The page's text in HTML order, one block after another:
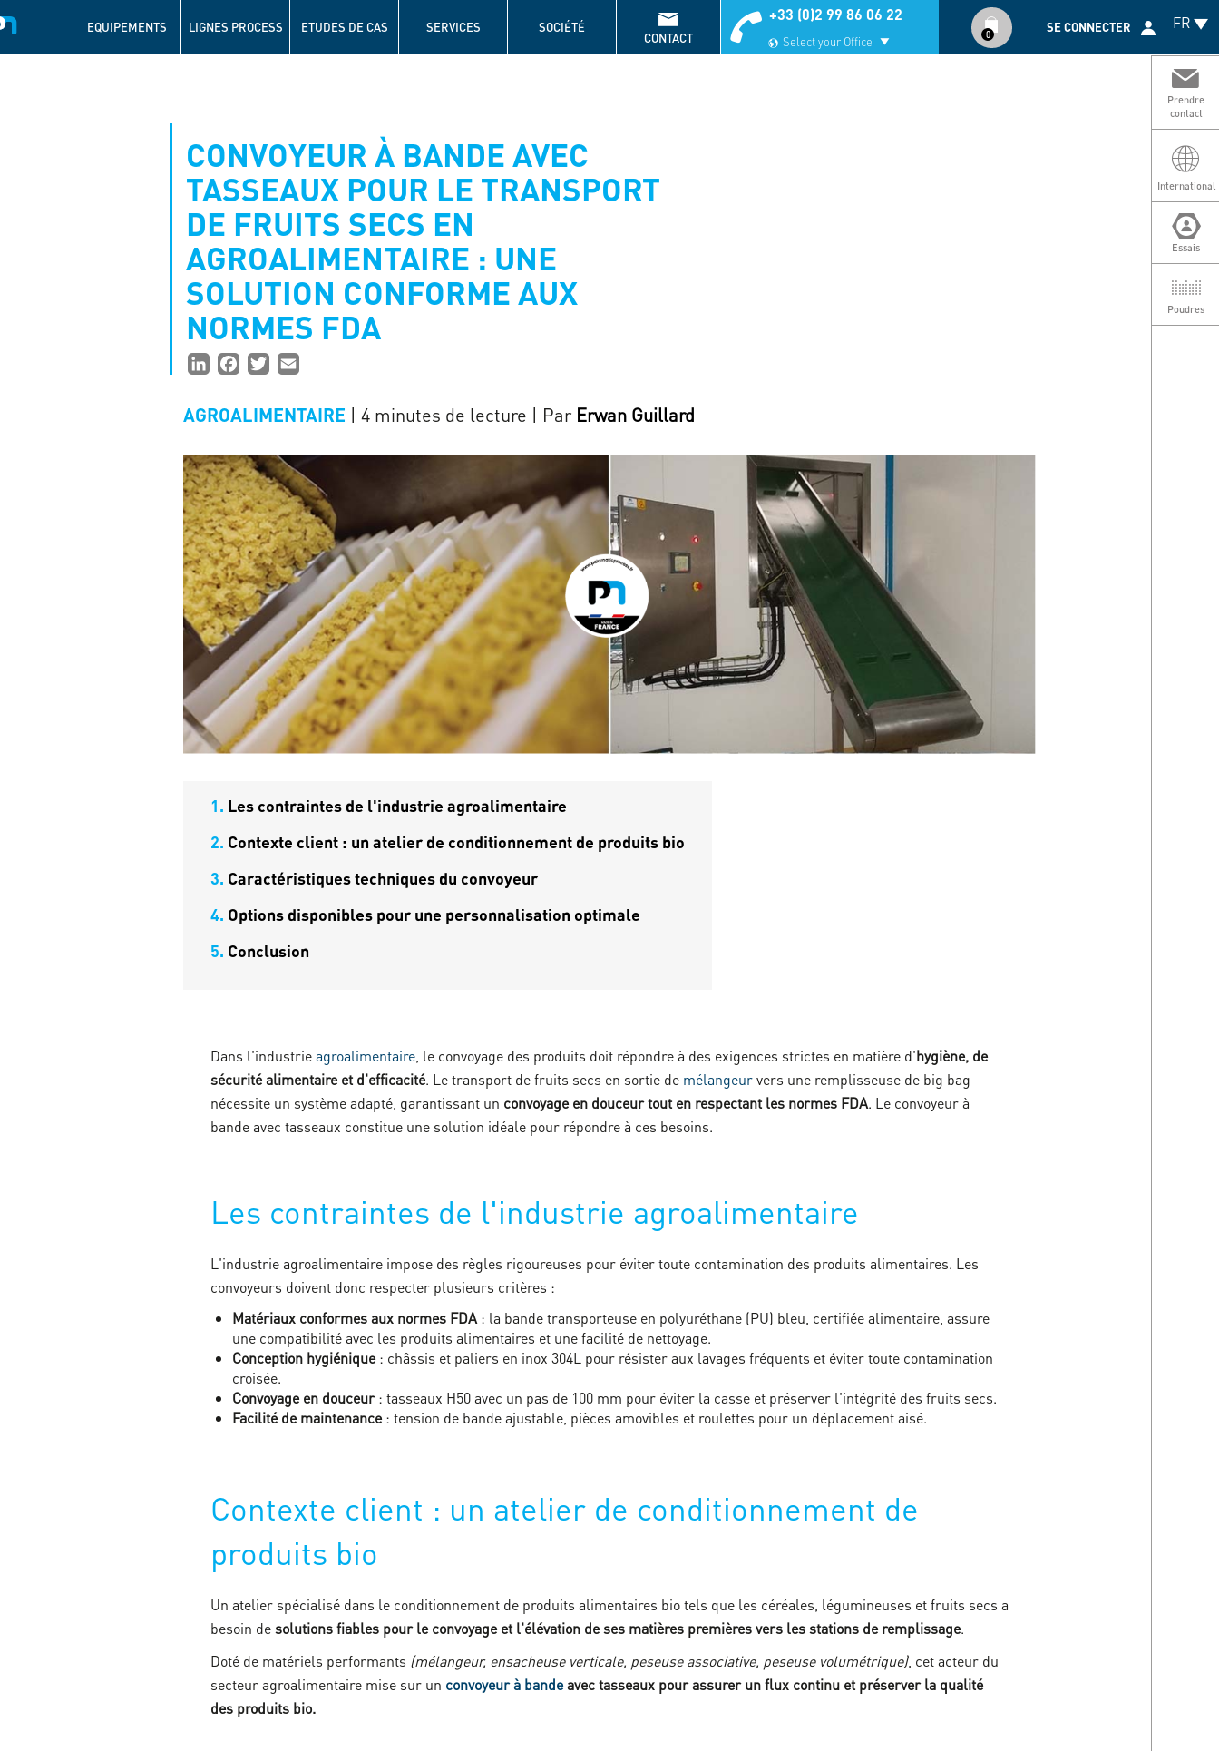
FR
principale
EQUIPEMENTS LIGNES PROCESS ETUDES DE CAS SERVICES SOCIÉTÉ
CONTACT
+33 (0)2 99 86 06 22
Select your Office 0
utilisateur
SE CONNECTER
Prendre
contact
International
Essais
Poudres
CONVOYEUR À BANDE AVEC
TASSEAUX POUR LE TRANSPORT
DE FRUITS SECS EN
AGROALIMENTAIRE : UNE
SOLUTION CONFORME AUX
NORMES FDA
Partager
page
LinkedInFacebook
Twitter
AGROALIMENTAIRE | 4 minutes de lecture | Par Erwan Guillard
1. Les contraintes de l'industrie agroalimentaire
2. Contexte client : un atelier de conditionnement de produits bio
3. Caractéristiques techniques du convoyeur
4. Options disponibles pour une personnalisation optimale
5. Conclusion
Dans l'industrieagroalimentaire , le convoyage des produits doit répondre à des exigences strictes en matière d'hygiène, de
sécurité alimentaire et d'efficacité. Le transport de fruits secs en sortie de mélangeurvers une remplisseuse de big bag
nécessite un système adapté, garantissant un convoyage en douceur tout en respectant les normes FDA. Le convoyeur à
bande avec tasseaux constitue une solution idéale pour répondre à ces besoins.
Les contraintes de l'industrie agroalimentaire
L'industrie agroalimentaire impose des règles rigoureuses pour éviter toute contamination des produits alimentaires. Les
convoyeurs doivent donc respecter plusieurs critères :
Matériaux conformes aux normes FDA : la bande transporteuse en polyuréthane (PU) bleu, certifiée alimentaire, assure
une compatibilité avec les produits alimentaires et une facilité de nettoyage.
Conception hygiénique: châssis et paliers en inox 304L pour résister aux lavages fréquents et éviter toute contamination
croisée.
Convoyage en douceur: tasseaux H50 avec un pas de 100 mm pour éviter la casse et préserver l'intégrité des fruits secs.
Facilité de maintenance: tension de bande ajustable, pièces amovibles et roulettes pour un déplacement aisé.
Contexte client : un atelier de conditionnement de
produits bio
Un atelier spécialisé dans le conditionnement de produits alimentaires bio tels que les céréales, légumineuses et fruits secs a
besoin desolutions fiables pour le convoyage et l'élévation de ses matières premières vers les stations de remplissage.
Doté de matériels performants (mélangeur, ensacheuse verticale, peseuse associative, peseuse volumétrique), cet acteur du
secteur agroalimentaire mise sur un convoyeur à bandeavec tasseaux pour assurer un flux continu et préserver la qualité
des produits bio.